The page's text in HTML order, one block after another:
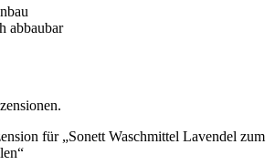
abbaubar
für „Sonett Waschmittel Lavendel zum